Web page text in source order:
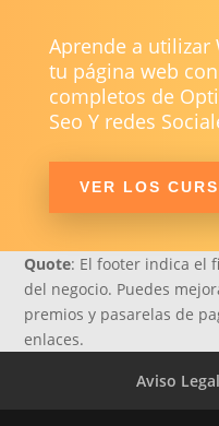
Aprende a utilizar
tu página web
completos de
Seo Y redes
VER LOS
Quote: El footer indica el
del negocio. Puedes
premios y pasarelas de
enlaces.
Aviso Legal